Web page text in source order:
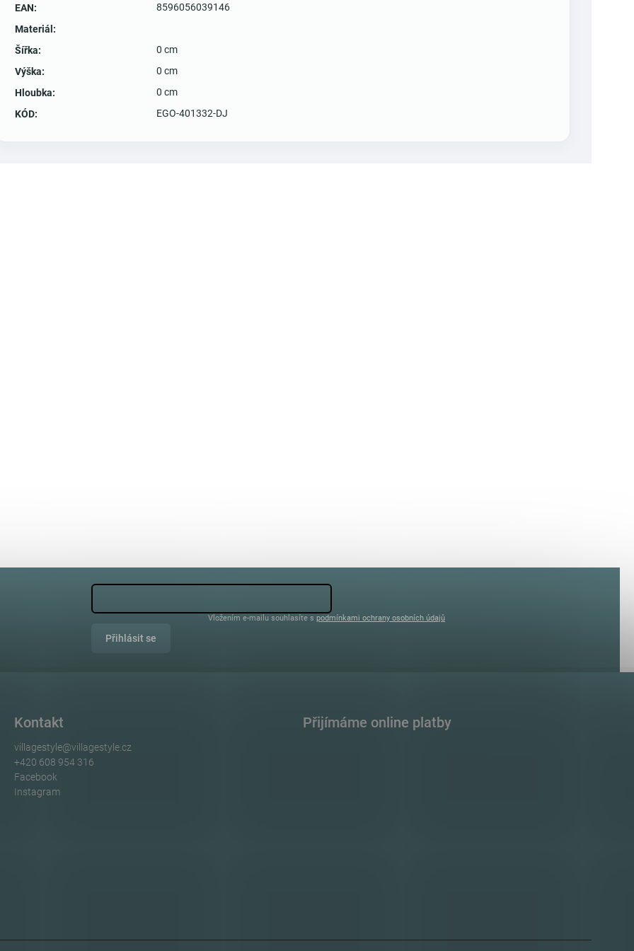
EAN:
8596056039146
Materiál :
Šířka:
0 cm
Výška:
0 cm
Hloubka:
0 cm
KÓD: EGO-401332-DJ
Vložením e-mailu souhlasíte s podmínkami ochrany osobních údajů
Přihlásit se
Kontakt
villagestyle@villagestyle.cz
+420 608 954 316
Facebook
Instagram
Přijímáme online platby